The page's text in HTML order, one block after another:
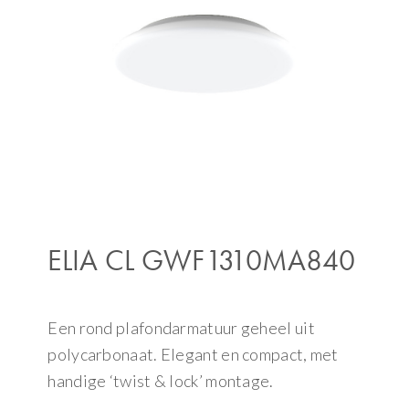
ELIA CL GWF1310MA840
Een rond plafondarmatuur geheel uit
polycarbonaat. Elegant en compact, met
handige ‘twist & lock’ montage.